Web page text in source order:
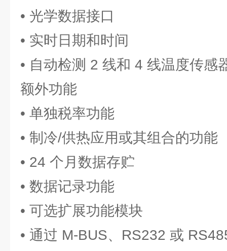
• 光学数据接口
• 实时日期和时间
• 自动检测 2 线和 4 线温度传感
额外功能
• 单独税率功能
• 制冷/供热应用或其组合的功能
• 24 个月数据存贮
• 数据记录功能
• 可选扩展功能模块
• 通过 M-BUS、RS232 或